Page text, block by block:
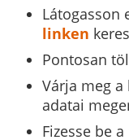
Látogasson
linken
Pontosan
Várja meg
adatai
Fizesse be